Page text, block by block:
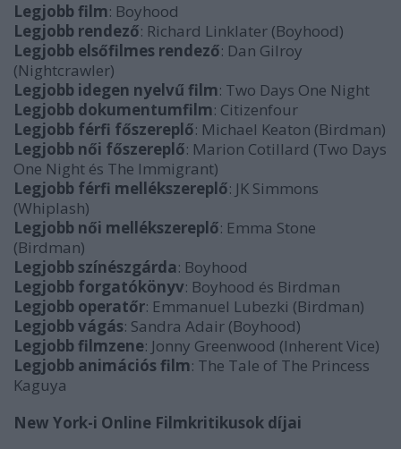
Legjobb film: Boyhood
Legjobb rendező: Richard Linklater (Boyhood)
Legjobb elsőfilmes rendező: Dan Gilroy
(Nightcrawler)
Legjobb idegen nyelvű film: Two Days One Night
Legjobb dokumentumfilm: Citizenfour
Legjobb férfi főszereplő: Michael Keaton (Birdman)
Legjobb női főszereplő: Marion Cotillard (Two Days
One Night és The Immigrant)
Legjobb férfi mellékszereplő: JK Simmons
(Whiplash)
Legjobb női mellékszereplő: Emma Stone
(Birdman)
Legjobb színészgárda: Boyhood
Legjobb forgatókönyv: Boyhood és Birdman
Legjobb operatőr: Emmanuel Lubezki (Birdman)
Legjobb vágás: Sandra Adair (Boyhood)
Legjobb filmzene: Jonny Greenwood (Inherent Vice)
Legjobb animációs film: The Tale of The Princess
Kaguya
New York-i Online Filmkritikusok díjai